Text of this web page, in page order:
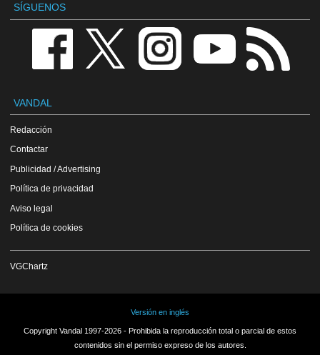
SÍGUENOS
VANDAL
Redacción
Contactar
Publicidad / Advertising
Política de privacidad
Aviso legal
Política de cookies
VGChartz
Versión en inglés
Copyright Vandal 1997-2026 - Prohibida la reproducción total o parcial de estos
contenidos sin el permiso expreso de los autores.